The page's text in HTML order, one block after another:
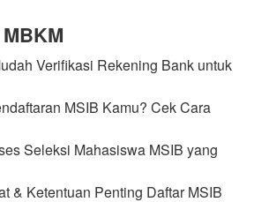
Verifikasi Rekening Bank untuk
MSIB Kamu? Cek Cara
Seleksi Mahasiswa MSIB yang
& Ketentuan Penting Daftar MSIB